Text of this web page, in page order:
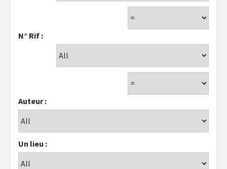
N° Rif :
Auteur :
Un lieu :